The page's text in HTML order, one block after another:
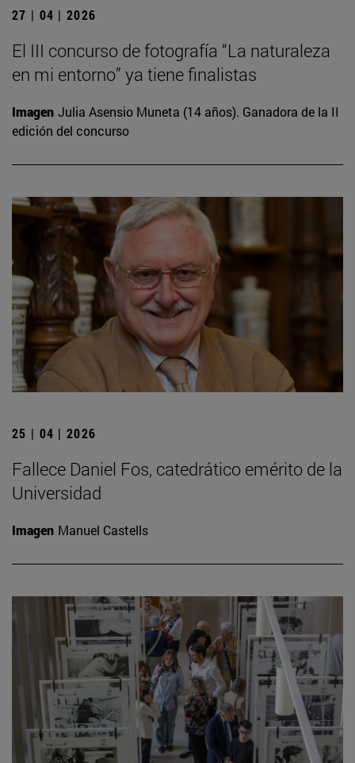
27 | 04 | 2026
El III concurso de fotografía “La naturaleza
en mi entorno” ya tiene finalistas
Imagen Julia Asensio Muneta (14 años). Ganadora de la II
edición del concurso
25 | 04 | 2026
Fallece Daniel Fos, catedrático emérito de la
Universidad
Imagen Manuel Castells